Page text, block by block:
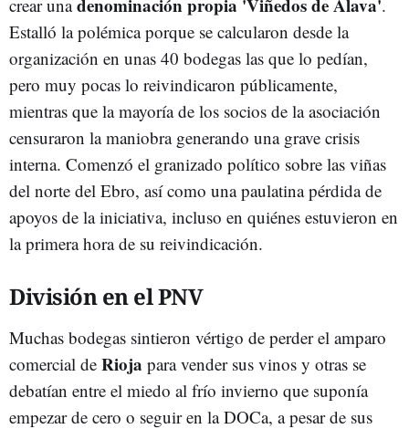
crear una
.
Estalló la polémica porque se calcularon desde la
organización en unas 40 bodegas las que lo pedían,
pero muy pocas lo reivindicaron públicamente,
mientras que la mayoría de los socios de la asociación
censuraron la maniobra generando una grave crisis
interna. Comenzó el granizado político sobre las viñas
del norte del Ebro, así como una paulatina pérdida de
apoyos de la iniciativa, incluso en quiénes estuvieron en
la primera hora de su reivindicación.
División en el PNV
Muchas bodegas sintieron vértigo de perder el amparo
comercial de Rioja para vender sus vinos y otras se
debatían entre el miedo al frío invierno que suponía
empezar de cero o seguir en la DOCa, a pesar de sus